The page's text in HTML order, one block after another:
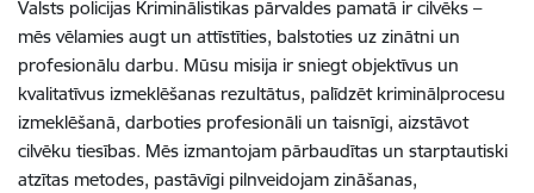
Valsts policijas Kriminālistikas pārvaldes pamatā ir cilvēks –
mēs vēlamies augt un attīstīties, balstoties uz zinātni un
profesionālu darbu. Mūsu misija ir sniegt objektīvus un
kvalitatīvus izmeklēšanas rezultātus, palīdzēt kriminālprocesu
izmeklēšanā, darboties profesionāli un taisnīgi, aizstāvot
cilvēku tiesības. Mēs izmantojam pārbaudītas un starptautiski
atzītas metodes, pastāvīgi pilnveidojam zināšanas,